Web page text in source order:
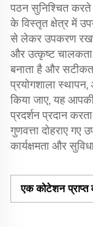
पठन सुनिश्चित करते
के विस्तृत क्षेत्र में
से लेकर उपकरण
और उत्कृष्ट
बनाता है और
प्रयोगशाला स्थापन,
किया जाए, यह
प्रदर्शन प्रदान
गुणवत्ता दोहराए
कार्यक्षमता और
एक कोटेशन प्राप्त